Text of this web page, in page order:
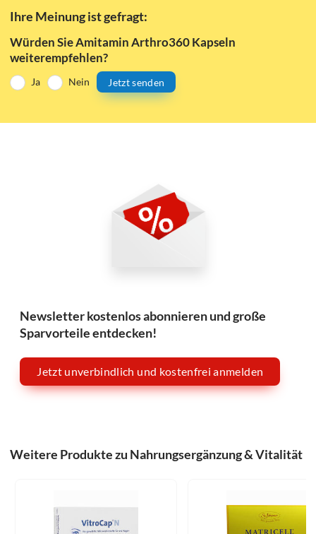
Ihre Meinung ist gefragt:
Würden Sie Amitamin Arthro360 Kapseln
weiterempfehlen?
Ja Nein Jetzt senden
Newsletter kostenlos abonnieren und große
Sparvorteile entdecken!
Jetzt unverbindlich und kostenfrei anmelden
Weitere Produkte zu Nahrungsergänzung & Vitalität